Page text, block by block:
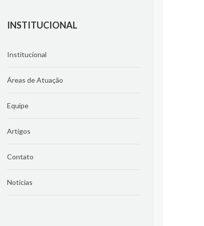
INSTITUCIONAL
Institucional
Áreas de Atuação
Equipe
Artigos
Contato
Notícias